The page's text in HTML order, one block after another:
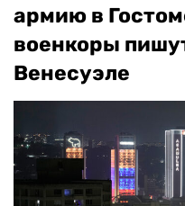
армию в
военкоры
Венесуэле